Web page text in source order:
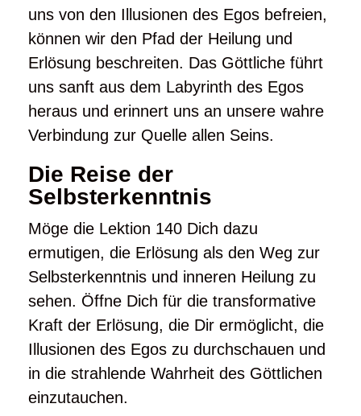
uns von den Illusionen des Egos befreien,
können wir den Pfad der Heilung und
Erlösung beschreiten. Das Göttliche führt
uns sanft aus dem Labyrinth des Egos
heraus und erinnert uns an unsere wahre
Verbindung zur Quelle allen Seins.
Die Reise der
Selbsterkenntnis
Möge die Lektion 140 Dich dazu
ermutigen, die Erlösung als den Weg zur
Selbsterkenntnis und inneren Heilung zu
sehen. Öffne Dich für die transformative
Kraft der Erlösung, die Dir ermöglicht, die
Illusionen des Egos zu durchschauen und
in die strahlende Wahrheit des Göttlichen
einzutauchen.